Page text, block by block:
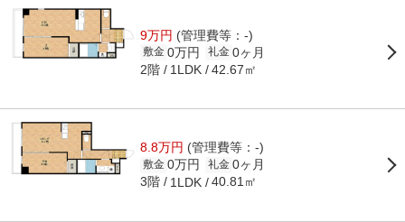
9万円 (管理費等：-)
敷金 0万円 礼金 0ヶ月
2階 1LDK 42.67㎡
8.8万円 (管理費等：-)
敷金 0万円 礼金 0ヶ月
3階 1LDK 40.81㎡